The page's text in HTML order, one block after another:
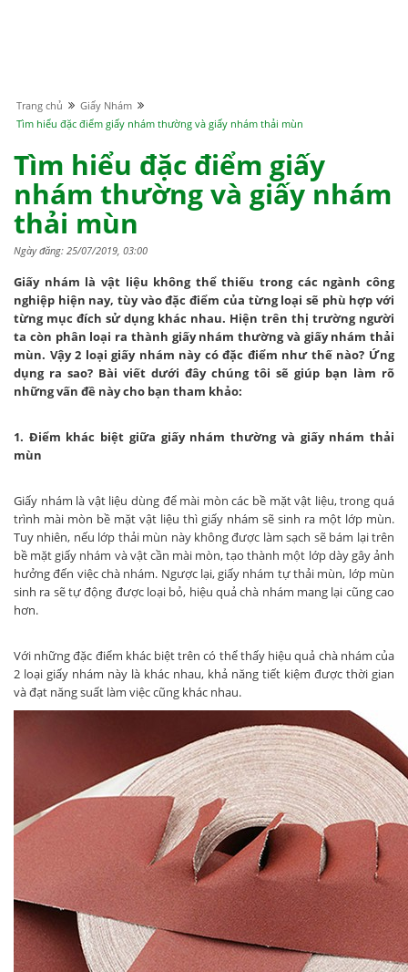
Trang chủ
Giấy Nhám
Tìm hiểu đặc điểm giấy nhám thường và giấy nhám thải mùn
Tìm hiểu đặc điểm giấy
nhám thường và giấy nhám
thải mùn
Ngày đăng: 25/07/2019, 03:00
Giấy nhám là vật liệu không thể thiếu trong các ngành công
nghiệp hiện nay, tùy vào đặc điểm của từng loại sẽ phù hợp với
từng mục đích sử dụng khác nhau. Hiện trên thị trường người
ta còn phân loại ra thành giấy nhám thường và giấy nhám thải
mùn. Vậy 2 loại giấy nhám này có đặc điểm như thế nào? Ứng
dụng ra sao? Bài viết dưới đây chúng tôi sẽ giúp bạn làm rõ
những vấn đề này cho bạn tham khảo:
1. Điểm khác biệt giữa giấy nhám thường và giấy nhám thải
mùn
Giấy nhám là vật liệu dùng để mài mòn các bề mặt vật liệu, trong quá
trình mài mòn bề mặt vật liệu thì giấy nhám sẽ sinh ra một lớp mùn.
Tuy nhiên, nếu lớp thải mùn này không được làm sạch sẽ bám lại trên
bề mặt giấy nhám và vật cần mài mòn, tạo thành một lớp dày gây ảnh
hưởng đến việc chà nhám. Ngược lại, giấy nhám tự thải mùn, lớp mùn
sinh ra sẽ tự động được loại bỏ, hiệu quả chà nhám mang lại cũng cao
hơn.
Với những đặc điểm khác biệt trên có thể thấy hiệu quả chà nhám của
2 loại giấy nhám này là khác nhau, khả năng tiết kiệm được thời gian
và đạt năng suất làm việc cũng khác nhau.